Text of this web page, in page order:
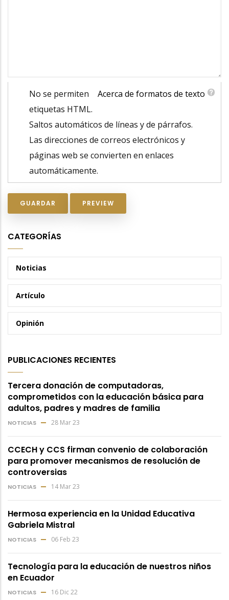
Acerca de formatos de texto
No se permiten
etiquetas HTML.
Saltos automáticos de líneas y de párrafos.
Las direcciones de correos electrónicos y
páginas web se convierten en enlaces
automáticamente.
CATEGORÍAS
Noticias
Artículo
Opinión
PUBLICACIONES RECIENTES
Tercera donación de computadoras,
comprometidos con la educación básica para
adultos, padres y madres de familia
NOTICIAS 28 Mar 23
CCECH y CCS firman convenio de colaboración
para promover mecanismos de resolución de
controversias
NOTICIAS 14 Mar 23
Hermosa experiencia en la Unidad Educativa
Gabriela Mistral
NOTICIAS 06 Feb 23
Tecnología para la educación de nuestros niños
en Ecuador
NOTICIAS 16 Dic 22